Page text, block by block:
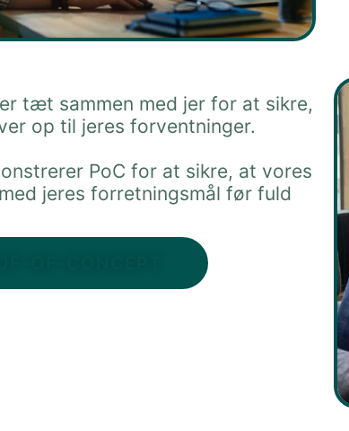
tæt sammen med jer for at sikre,
op til jeres forventninger.
PoC for at sikre, at vores
jeres forretningsmål før fuld